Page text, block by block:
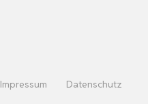
Impressum Datenschutz